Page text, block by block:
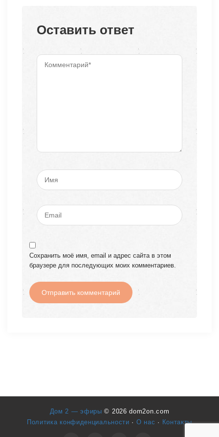
Оставить ответ
Сохранить моё имя, email и адрес сайта в этом
браузере для последующих моих комментариев.
Дом 2 — эфиры© 2026 dom2on.com
Политика конфиденциальности · О нас · Контакты